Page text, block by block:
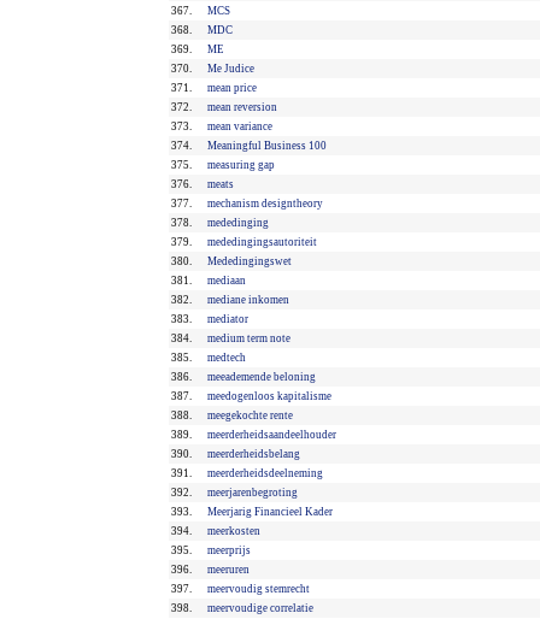
367.
MCS
368.
MDC
369.
ME
370.
Me Judice
371.
mean price
372.
mean reversion
373.
mean variance
374.
Meaningful Business 100
375.
measuring gap
376.
meats
377.
mechanism designtheory
378.
mededinging
379.
mededingingsautoriteit
380.
Mededingingswet
381.
mediaan
382.
mediane inkomen
383.
mediator
384.
medium term note
385.
medtech
386.
meeademende beloning
387.
meedogenloos kapitalisme
388.
meegekochte rente
389.
meerderheidsaandeelhouder
390.
meerderheidsbelang
391.
meerderheidsdeelneming
392.
meerjarenbegroting
393.
Meerjarig Financieel Kader
394.
meerkosten
395.
meerprijs
396.
meeruren
397.
meervoudig stemrecht
398.
meervoudige correlatie